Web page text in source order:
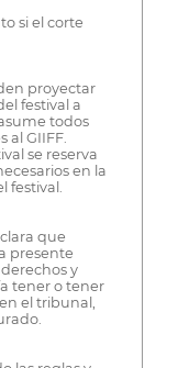
si el corte
proyectar
festival a
todos
al GIIFF.
se reserva
en la
que
presente
y
tener o tener
el tribunal,